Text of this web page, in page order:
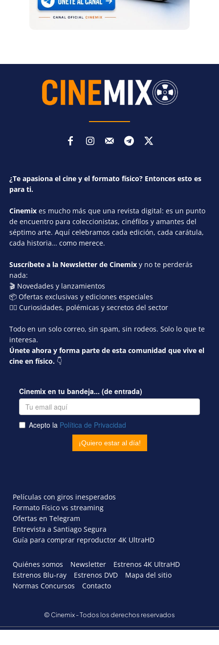
¿Te apasiona el cine y el formato físico? Entonces esto es
para ti.
Cinemix es mucho más que una revista digital: es un punto
de encuentro para coleccionistas, cinéfilos y amantes del
séptimo arte. Aquí celebramos cada edición, cada carátula,
cada historia… como merece.
Suscríbete a la Newsletter de Cinemix y no te perderás
nada:
🎬 Novedades y lanzamientos
📦 Ofertas exclusivas y ediciones especiales
🕵️‍♂️ Curiosidades, polémicas y secretos del sector
Todo en un solo correo, sin spam, sin rodeos. Solo lo que te
interesa.
Únete ahora y forma parte de esta comunidad que vive el
cine en físico. 👇
Películas con giros inesperados
Formato Físico vs streaming
Ofertas en Telegram
Entrevista a Santiago Segura
Guía para comprar reproductor 4K UltraHD
Quiénes somos Newsletter
Estrenos 4K UltraHD
Estrenos Blu-ray
Estrenos DVD
Mapa del sitio
Normas Concursos
Contacto
© Cinemix - Todos los derechos reservados